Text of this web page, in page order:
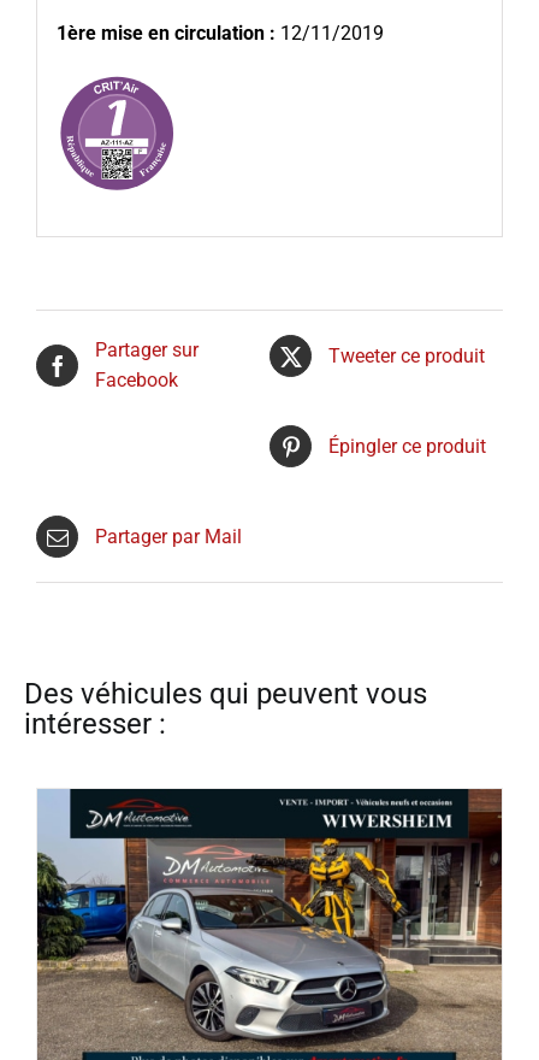
1ère mise en circulation : 12/11/2019
Partager sur
Facebook
Tweeter ce produit
Épingler ce produit
Partager par Mail